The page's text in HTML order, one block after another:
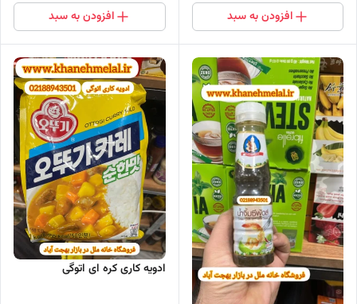
افزودن به سبد افزودن به سبد
ادویه کاری کره ای اتوگی